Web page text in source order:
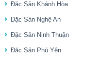
Đặc Sản Khánh Hòa
Đặc Sản Nghệ An
Đặc Sản Ninh Thuận
Đặc Sản Phú Yên